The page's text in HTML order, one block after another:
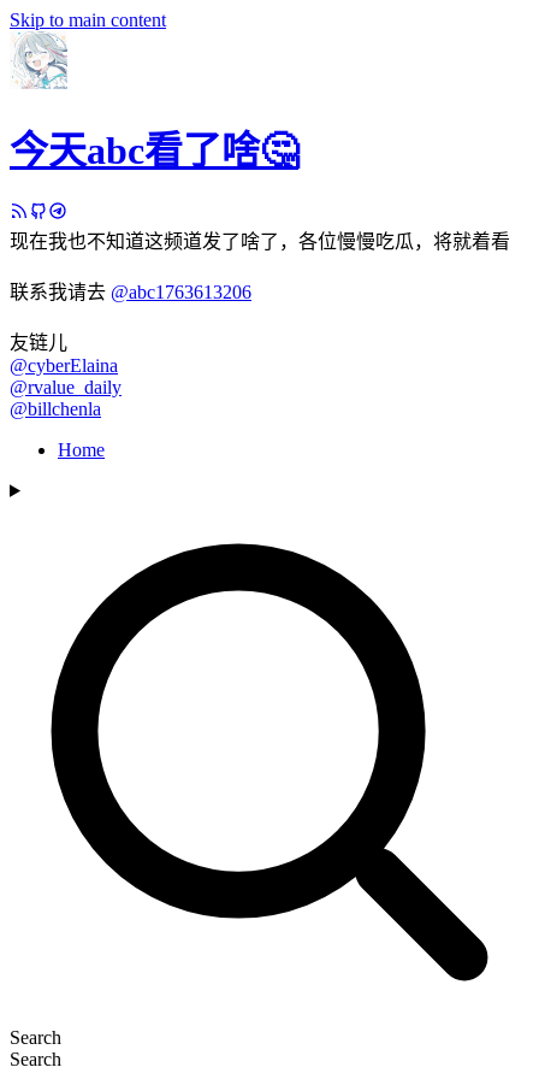
Skip to main content
今天abc看了啥🤔
现在我也不知道这频道发了啥了，各位慢慢吃瓜，将就着看
联系我请去 @abc1763613206
友链儿
@cyberElaina
@rvalue_daily
@billchenla
Home
Search
Search